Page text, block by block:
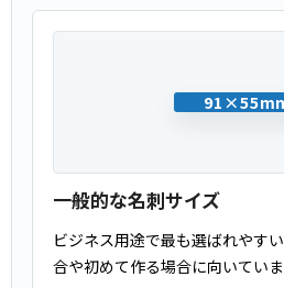
一般的な名刺サイズ
ビジネス用途で最も選ばれやす
合や初めて作る場合に向いていま